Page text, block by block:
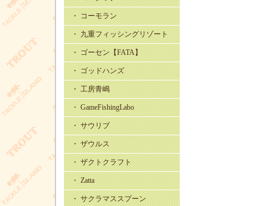
・ コーモラン
・ 九重フィッシングリゾート
・ ゴーセン【FATA】
・ ゴッドハンズ
・ 工房青嶋
・ GameFishingLabo
・ サウリブ
・ ザウルス
・ ザクトクラフト
・ Zatta
・ サクラマススプーン